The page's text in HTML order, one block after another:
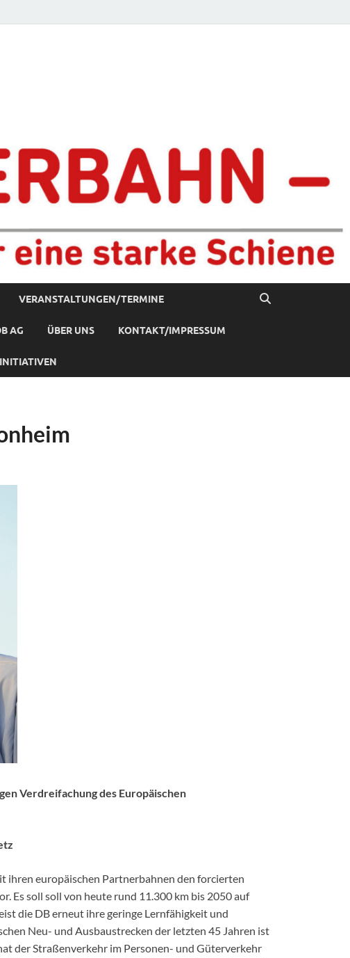
VERANSTALTUNGEN/TERMINE
AG ÜBER UNS KONTAKT/IMPRESSUM
Verdreifachung des Europäischen
ihren europäischen Partnerbahnen den forcierten
Es soll soll von heute rund 11.300 km bis 2050 auf
die DB erneut ihre geringe Lernfähigkeit und
Neu- und Ausbaustrecken der letzten 45 Jahren ist
der Straßenverkehr im Personen- und Güterverkehr